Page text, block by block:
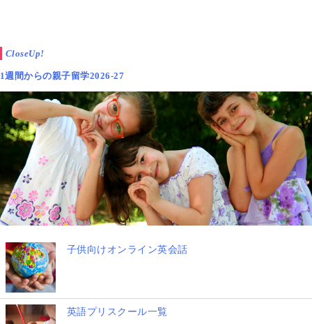
CloseUp!
1週間からの親子留学2026-27
子供向けオンライン英会話
英語プリスクール一覧